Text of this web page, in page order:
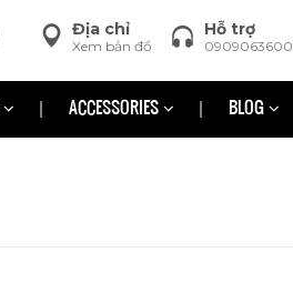
Hỗ trợ
0909063600
Địa chỉ
Xem bản đồ
ACCESSORIES BLOG